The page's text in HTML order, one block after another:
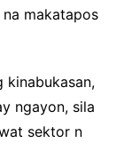
makatapos
kinabukasan,
ngayon, sila
sektor n